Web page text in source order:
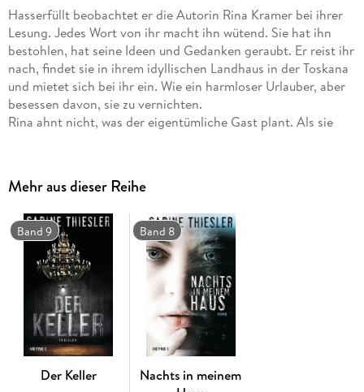
Hasserfüllt beobachtet er die Autorin Rina Kramer bei ihrer
Lesung. Jedes Wort von ihr macht ihn wütend. Sie hat ihn
bestohlen, hat seine Ideen und Gedanken geraubt. Er reist ihr
nach, findet sie in ihrem idyllischen Landhaus in der Toskana
und mietet sich bei ihr ein. Wie ein harmloser Urlauber, aber
besessen davon, sie zu vernichten.
Rina ahnt nicht, was der eigentümliche Gast plant. Als sie
Mehr aus dieser Reihe
Band 9
Der Keller
Band 8
Nachts in meinem